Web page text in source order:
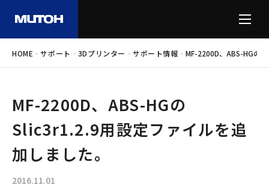
HOME -サポート - 3Dプリンター -サポート情報 - MF-2200D、ABS-HGの
MF-2200D、ABS-HGの
Slic3r1.2.9用設定ファイルを追
加しました。
2016.11.01